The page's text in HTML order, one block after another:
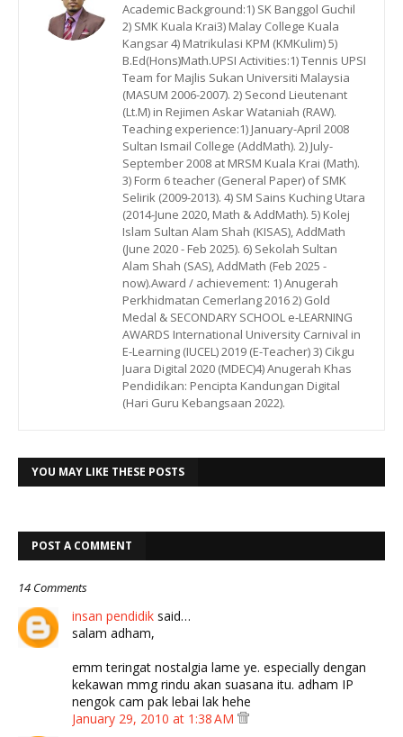
Academic Background:1) SK Banggol Guchil
2) SMK Kuala Krai3) Malay College Kuala
Kangsar 4) Matrikulasi KPM (KMKulim) 5)
B.Ed(Hons)Math.UPSI Activities:1) Tennis UPSI
Team for Majlis Sukan Universiti Malaysia
(MASUM 2006-2007). 2) Second Lieutenant
(Lt.M) in Rejimen Askar Wataniah (RAW).
Teaching experience:1) January-April 2008
Sultan Ismail College (AddMath). 2) July-
September 2008 at MRSM Kuala Krai (Math).
3) Form 6 teacher (General Paper) of SMK
Selirik (2009-2013). 4) SM Sains Kuching Utara
(2014-June 2020, Math & AddMath). 5) Kolej
Islam Sultan Alam Shah (KISAS), AddMath
(June 2020 - Feb 2025). 6) Sekolah Sultan
Alam Shah (SAS), AddMath (Feb 2025 -
now).Award / achievement: 1) Anugerah
Perkhidmatan Cemerlang 2016 2) Gold
Medal & SECONDARY SCHOOL e-LEARNING
AWARDS International University Carnival in
E-Learning (IUCEL) 2019 (E-Teacher) 3) Cikgu
Juara Digital 2020 (MDEC)4) Anugerah Khas
Pendidikan: Pencipta Kandungan Digital
(Hari Guru Kebangsaan 2022).
YOU MAY LIKE THESE POSTS
POST A COMMENT
14 Comments
insan pendidik said…
salam adham,
emm teringat nostalgia lame ye. especially dengan
kekawan mmg rindu akan suasana itu. adham IP
nengok cam pak lebai lak hehe
January 29, 2010 at 1:38 AM